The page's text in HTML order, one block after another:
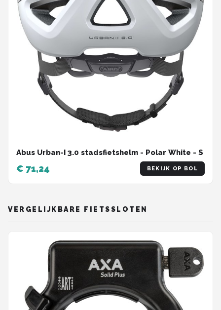
Abus Urban-I 3.0 stadsfietshelm - Polar White - S
€ 71,24 BEKIJK OP BOL
VERGELIJKBARE FIETSSLOTEN